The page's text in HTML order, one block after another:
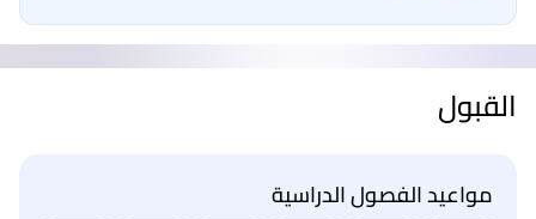
القبول
مواعيد الفصول الدراسية